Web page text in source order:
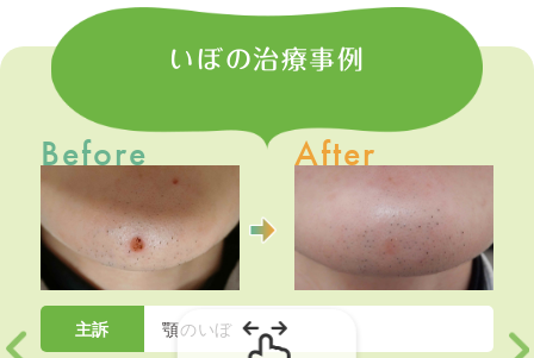
いぼの治療事例
主訴 顎のいぼ